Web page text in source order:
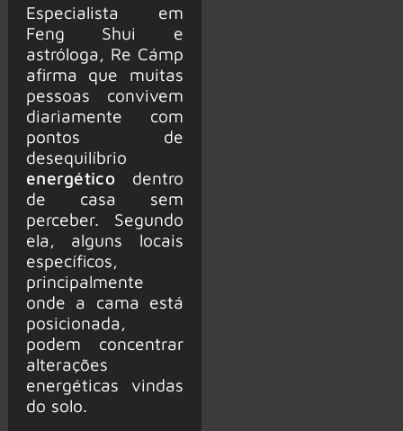
Especialista em
Feng Shui e
astróloga, Re Cámp
afirma que muitas
pessoas convivem
diariamente com
pontos de
desequilíbrio
energéticodentro
de casa sem
perceber. Segundo
ela, alguns locais
específicos,
principalmente
onde a cama está
posicionada,
podem concentrar
alterações
energéticas vindas
do solo.